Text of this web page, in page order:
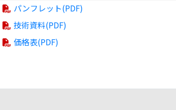
パンフレット(PDF)
技術資料(PDF)
価格表(PDF)